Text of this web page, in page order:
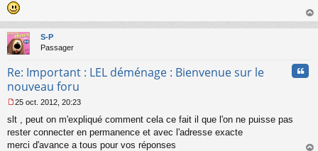
au
S-P
Passager
Re: Important : LEL déménage : Bienvenue sur le
nouveau foru
e
s
s
25 oct. 2012, 20:23
slt , peut on m'expliqué comment cela ce fait il que l'on ne puisse pas
rester connecter en permanence et avec l'adresse exacte
merci d'avance a tous pour vos réponses